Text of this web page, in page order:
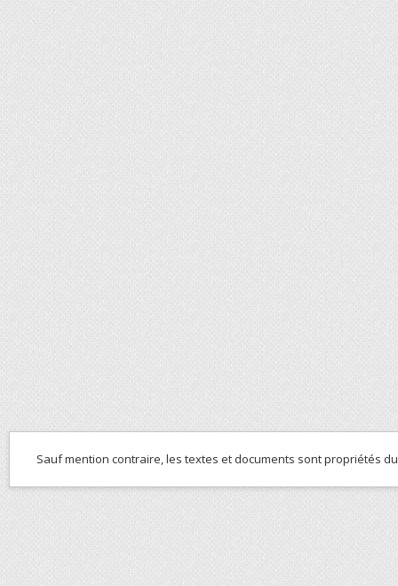
Sauf mention contraire, les textes et documents sont propriétés